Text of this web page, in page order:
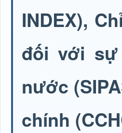
INDEX),
đối với sự
nước
chính